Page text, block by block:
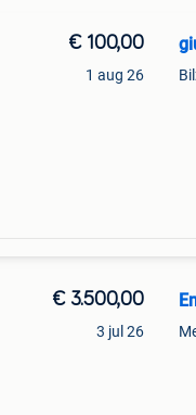
€ 100,00
1 aug 26
€ 3.500,00
3 jul 26